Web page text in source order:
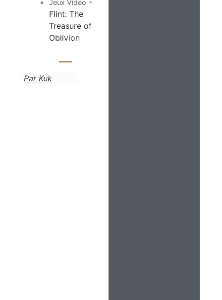
Jeux Vidéo
Flint: The
Treasure of
Oblivion
Par Kuk